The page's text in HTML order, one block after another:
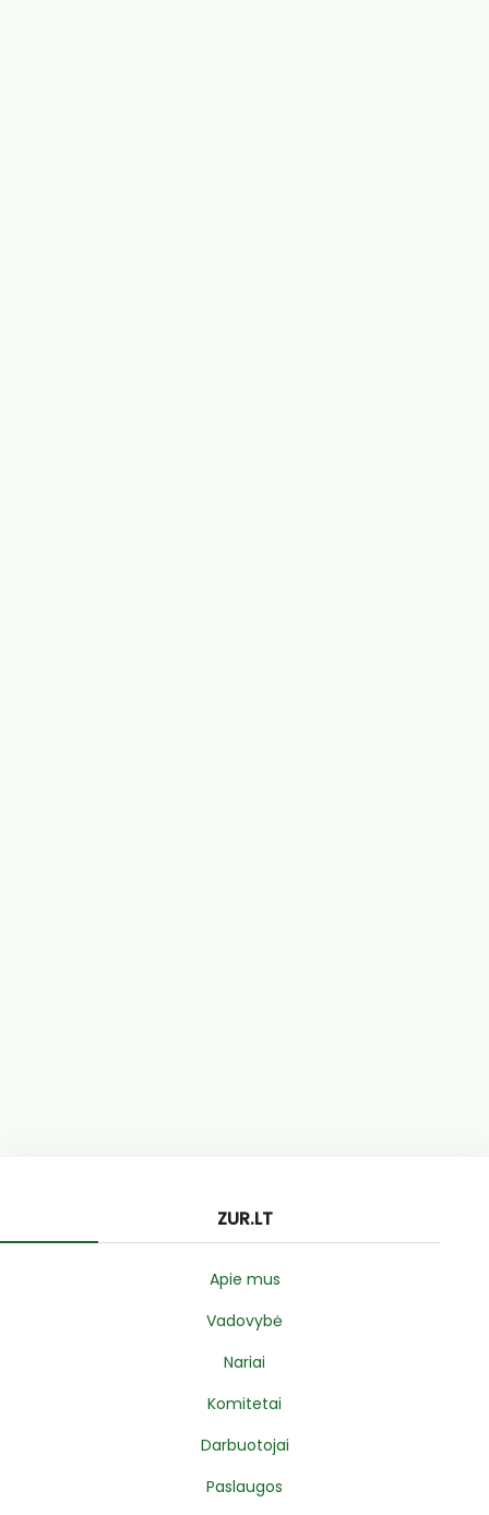
ZUR.LT
Apie mus
Vadovybė
Nariai
Komitetai
Darbuotojai
Paslaugos